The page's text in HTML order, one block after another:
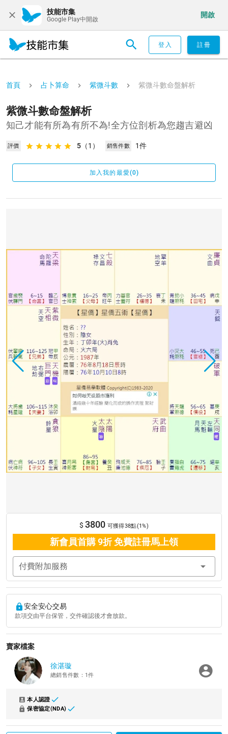
技能市集
Google Play中開啟
開啟
登入 註冊
首頁 占卜算命 紫微斗數 紫微斗數命盤解析
紫微斗數命盤解析
知己才能有所為有所不為!全方位剖析為您趨吉避凶
評價 5（1） 銷售件數 1件
加入我的最愛(0)
$ 3800 可獲得38點(1%)
新會員首購 9折 免費註冊馬上領
付費附加服務
安全安心交易
款項交由平台保管，交件確認後才會放款。
賣家檔案
徐湛璇
總銷售件數：1件
本人認證
保密協定(NDA)